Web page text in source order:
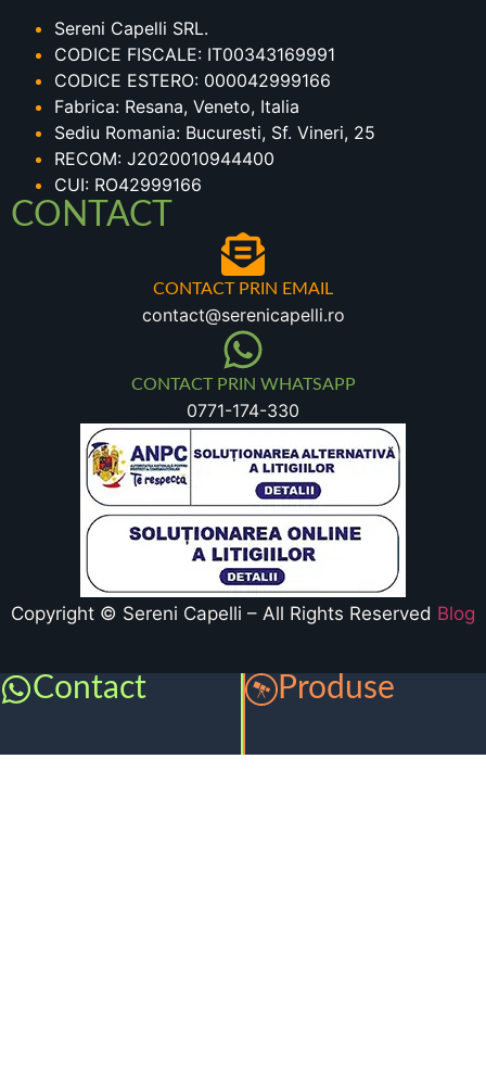
Sereni Capelli SRL.
CODICE FISCALE: IT00343169991
CODICE ESTERO: 000042999166
Fabrica: Resana, Veneto, Italia
Sediu Romania: Bucuresti, Sf. Vineri, 25
RECOM: J2020010944400
CUI: RO42999166
CONTACT
CONTACT PRIN EMAIL
contact@serenicapelli.ro
CONTACT PRIN WHATSAPP
0771-174-330
Copyright © Sereni Capelli – All Rights Reserved Blog
Contact Produse